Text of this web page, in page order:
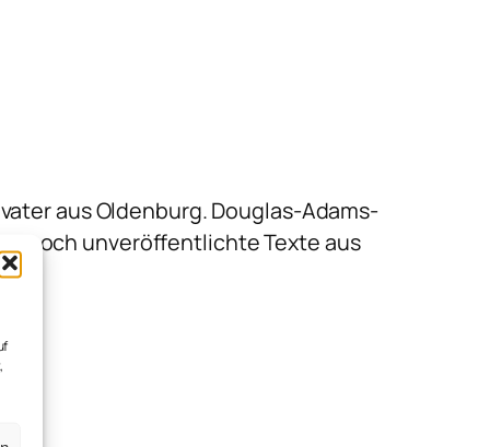
aus Oldenburg. Douglas-Adams-
noch unveröffentlichte Texte aus